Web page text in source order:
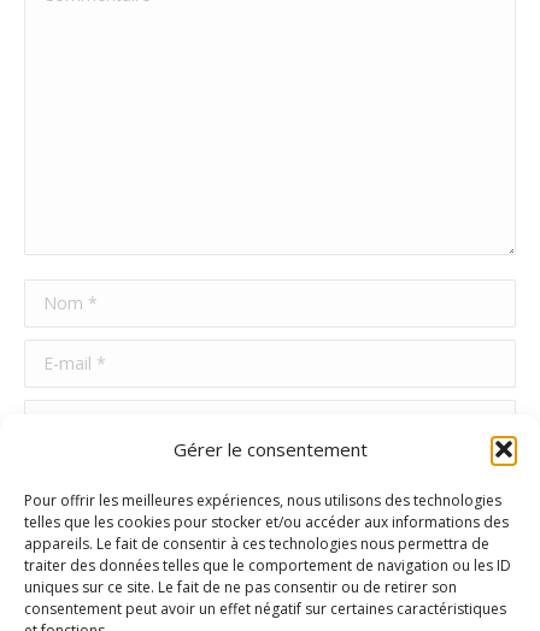
Gérer le consentement
Pour offrir les meilleures expériences, nous utilisons des technologies
telles que les cookies pour stocker et/ou accéder aux informations des
appareils. Le fait de consentir à ces technologies nous permettra de
traiter des données telles que le comportement de navigation ou les ID
uniques sur ce site. Le fait de ne pas consentir ou de retirer son
consentement peut avoir un effet négatif sur certaines caractéristiques
Nom *
E-mail *
Site Web
Poster commentaire